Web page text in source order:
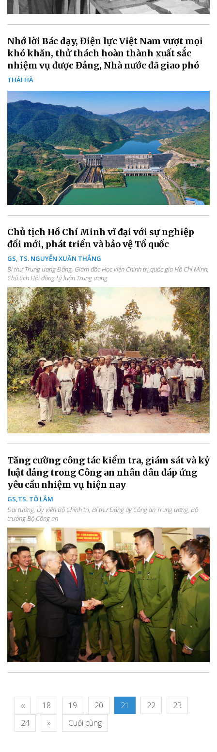
Nhớ lời Bác dạy, Điện lực Việt Nam vượt mọi
khó khăn, thử thách hoàn thành xuất sắc
nhiệm vụ được Đảng, Nhà nước đã giao phó
THÁI HÀ
Chủ tịch Hồ Chí Minh vĩ đại với sự nghiệp
đổi mới, phát triển và bảo vệ Tổ quốc
GS, TS. NGUYỄN XUÂN THẮNG
Bí thư Trung ương Đảng, Giám đốc Học viện Chính trị quốc gia Hồ Chí Minh,
Chủ tịch Hội đồng Lý luận Trung ương
Tăng cường công tác kiểm tra, giám sát và kỷ
luật đảng trong Công an nhân dân đáp ứng
yêu cầu nhiệm vụ hiện nay
GS,TS. TÔ LÂM
Đại tướng, Ủy viên Bộ Chính trị, Bí thư Đảng ủy Công an Trung ương, Bộ
trưởng Bộ Công an
‹‹ 18 19 20 21 22
23
24
» Cuối cùng